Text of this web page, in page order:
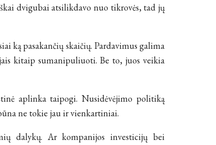
dvigubai atsilikdavo nuo tikrovės, tad jų
ką pasakančių skaičių. Pardavimus galima
kitaip sumanipuliuoti. Be to, juos veikia
aplinka taipogi. Nusidėvėjimo politiką
ne tokie jau ir vienkartiniai.
dalykų. Ar kompanijos investicijų bei